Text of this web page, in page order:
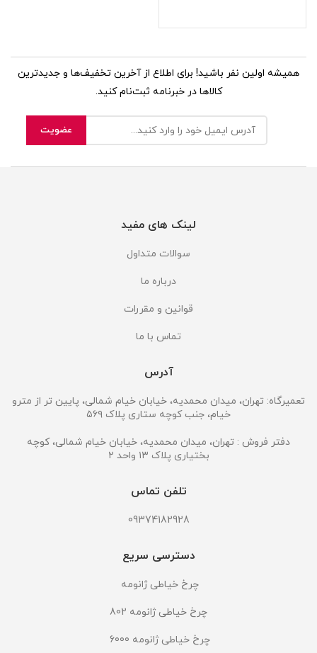
همیشه اولین نفر باشید! برای اطلاع از آخرین تخفیف‌ها و جدیدترین
کالاها در خبرنامه ثبت‌نام کنید.
لینک های مفید
سوالات متداول
درباره ما
قوانین و مقررات
تماس با ما
آدرس
تعمیرگاه: تهران، میدان محمدیه، خیابان خیام شمالی، پایین تر از مترو
خیام، جنب کوچه ستاری پلاک ۵۶۹
دفتر فروش : تهران، میدان محمدیه، خیابان خیام شمالی، کوچه
بختیاری پلاک ۱۳ واحد ۲
تلفن تماس
09374182928
دسترسی سریع
چرخ خیاطی ژانومه
چرخ خیاطی ژانومه 802
چرخ خیاطی ژانومه 6000